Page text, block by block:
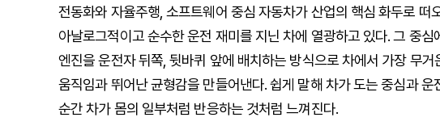
전동화와 자율주행, 소프트웨어 중심 자동차가 산업의 핵심 화두로 떠
아날로그적이고 순수한 운전 재미를 지닌 차에 열광하고 있다. 그 중
엔진을 운전자 뒤쪽, 뒷바퀴 앞에 배치하는 방식으로 차에서 가장 무
움직임과 뛰어난 균형감을 만들어낸다. 쉽게 말해 차가 도는 중심과
순간 차가 몸의 일부처럼 반응하는 것처럼 느껴진다.